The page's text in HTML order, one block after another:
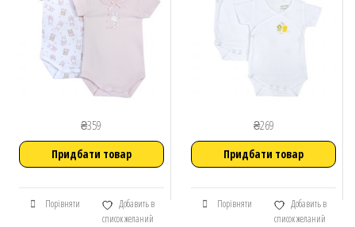
₴359
Придбати товар
Порівняти
Добавить в
список желаний
₴269
Придбати товар
Порівняти
Добавить в
список желаний